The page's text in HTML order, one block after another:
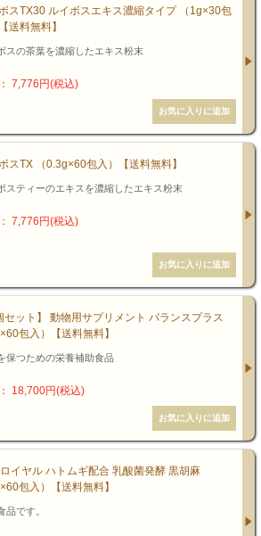
スTX30 ルイボスエキス濃縮タイプ （1g×30包
送料無料】
スの茶葉を濃縮したエキス粉末
7,776円(税込)
スTX （0.3g×60包入）【送料無料】
スティーのエキスを濃縮したエキス粉末
7,776円(税込)
セット】 動物用サプリメント バランスプラス
包入）【送料無料】
保つための栄養補助食品
18,700円(税込)
イヤル ハトムギ配合 乳酸菌発酵 黒胡麻
包入）【送料無料】
品です。